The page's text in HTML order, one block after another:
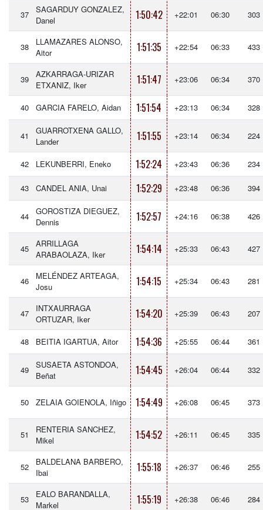
37
SAGARDUY GONZALEZ,
Danel
1:50:42 +22:01 06:30 303
38
LLAMAZARES ALONSO,
Aitor
1:51:35 +22:54 06:33 433
39
AZKARRAGA-URIZAR
ETXANIZ, Iker
1:51:47 +23:06 06:34 370
40 GARCIA FARELO, Aidan 1:51:54 +23:13 06:34 328
41
GUARROTXENA GALLO,
Lander
1:51:55 +23:14 06:34 224
42 LEKUNBERRI, Eneko 1:52:24 +23:43 06:36 234
43 CANDEL ANIA, Unai 1:52:29 +23:48 06:36 394
44
GOROSTIZA DIEGUEZ,
Dennis
1:52:57 +24:16 06:38 426
45
ARRILLAGA
ARABAOLAZA, Iker
1:54:14 +25:33 06:43 427
46
MELÉNDEZ ARTEAGA,
Josu
1:54:15 +25:34 06:43 281
47
INTXAURRAGA
ORTUZAR, Iker
1:54:20 +25:39 06:43 207
48 BEITIA IGARTUA, Aitor 1:54:36 +25:55 06:44 361
49
SUSAETA ASTONDOA,
Beñat
1:54:45 +26:04 06:44 332
50 ZELAIA GOIENOLA, Iñigo 1:54:49 +26:08 06:45 373
51
RENTERIA SANCHEZ,
Mikel
1:54:52 +26:11 06:45 335
52
BALDELANA BARBERO,
Ibai
1:55:18 +26:37 06:46 255
53
EALO BARANDALLA,
Markel
1:55:19 +26:38 06:46 284